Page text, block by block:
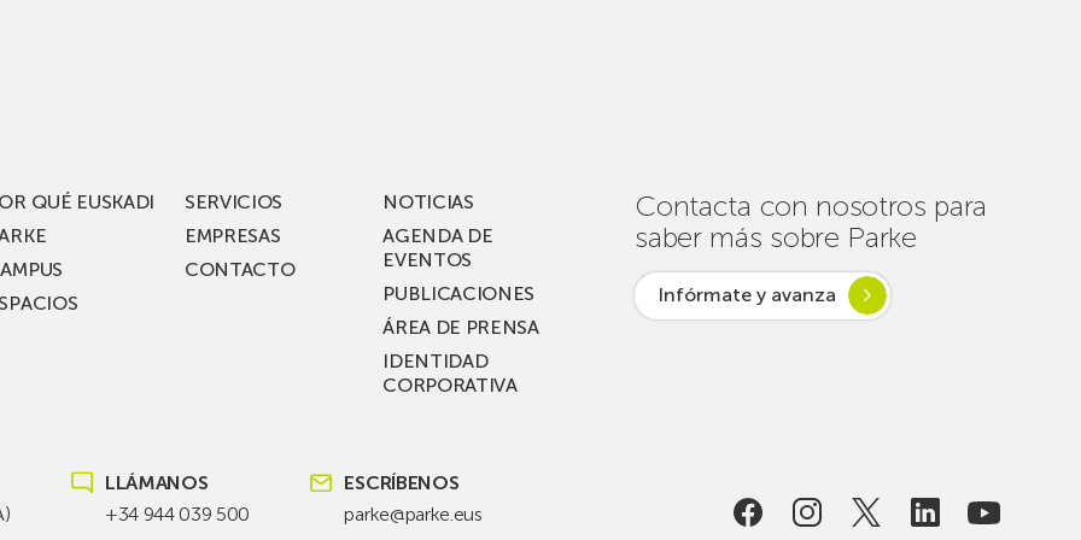
de su
inversión total de
36
millones, busca impulsar desde
las
redes
garantizar
la
conectividad
en
QUÉ EUSKADI
SERVICIOS
EMPRESAS
CONTACTO
NOTICIAS
AGENDA DE
EVENTOS
PUBLICACIONES
ÁREA DE PRENSA
IDENTIDAD
CORPORATIVA
Contacta con nosotros para
saber más sobre Parke
Infórmate y avanza
LLÁMANOS
+34 944 039 500
ESCRÍBENOS
parke@parke.eus